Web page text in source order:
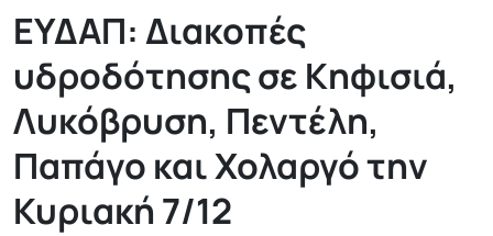
ΕΥΔΑΠ: Διακοπές
υδροδότησης σε Κηφισιά,
Λυκόβρυση, Πεντέλη,
Παπάγο και Χολαργό την
Κυριακή 7/12